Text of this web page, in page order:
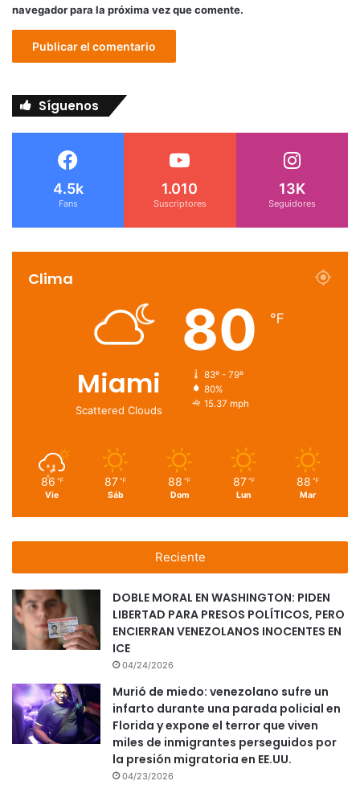
navegador para la próxima vez que comente.
Síguenos
4.5k
Fans
1.010
Suscriptores
13K
Seguidores
Clima
Miami
Scattered Clouds
80 ℉
83º - 79º
80%
15.37 mph
86 ℉
Vie
87 ℉
Sáb
88 ℉
Dom
87 ℉
Lun
88 ℉
Mar
Reciente
DOBLE MORAL EN WASHINGTON: PIDEN
LIBERTAD PARA PRESOS POLÍTICOS, PERO
ENCIERRAN VENEZOLANOS INOCENTES EN
ICE
04/24/2026
Murió de miedo: venezolano sufre un
infarto durante una parada policial en
Florida y expone el terror que viven
miles de inmigrantes perseguidos por
la presión migratoria en EE.UU.
04/23/2026